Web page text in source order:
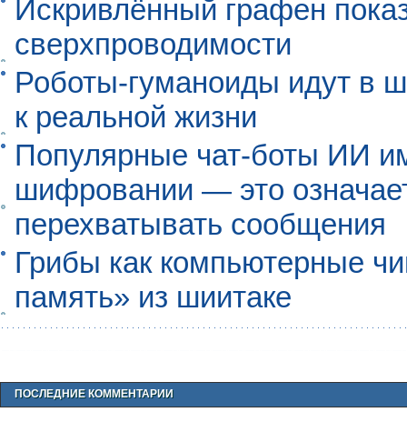
Искривлённый графен
сверхпроводимости
Роботы-гуманоиды идут в
к реальной жизни
Популярные чат-боты ИИ
шифровании — это
перехватывать сообщения
Грибы как компьютерные
память» из шиитаке
ПОСЛЕДНИЕ КОММЕНТАРИИ